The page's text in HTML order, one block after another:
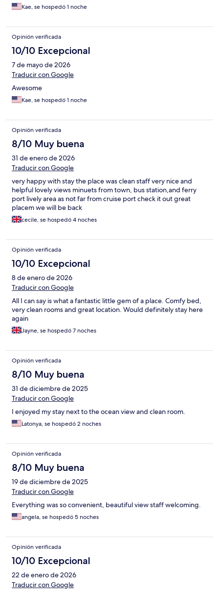
Kae, se hospedó 1 noche
Opinión verificada
10/10 Excepcional
7 de mayo de 2026
Traducir con Google
Awesome
Kae, se hospedó 1 noche
Opinión verificada
8/10 Muy buena
31 de enero de 2026
Traducir con Google
very happy with stay the place was clean staff very nice and
helpful lovely views minuets from town, bus station,and ferry
port lively area as not far from cruise port check it out great
placem we will be back
cecile, se hospedó 4 noches
Opinión verificada
10/10 Excepcional
8 de enero de 2026
Traducir con Google
All I can say is what a fantastic little gem of a place. Comfy bed,
very clean rooms and great location. Would definitely stay here
again
Jayne, se hospedó 7 noches
Opinión verificada
8/10 Muy buena
31 de diciembre de 2025
Traducir con Google
I enjoyed my stay next to the ocean view and clean room.
Latonya, se hospedó 2 noches
Opinión verificada
8/10 Muy buena
19 de diciembre de 2025
Traducir con Google
Everything was so convenient, beautiful view staff welcoming.
angela, se hospedó 5 noches
Opinión verificada
10/10 Excepcional
22 de enero de 2026
Traducir con Google